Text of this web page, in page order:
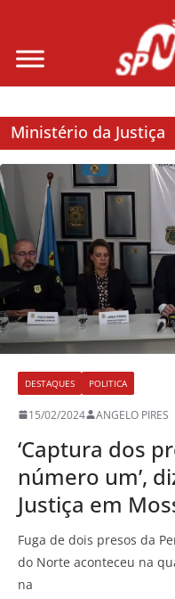
Ministério da Justiça
DESTAQUES POLITICA
15/02/2024 ANGELO PIRES
‘Captura dos
número um’,
Justiça em
Fuga de dois presos da
do Norte aconteceu na
na